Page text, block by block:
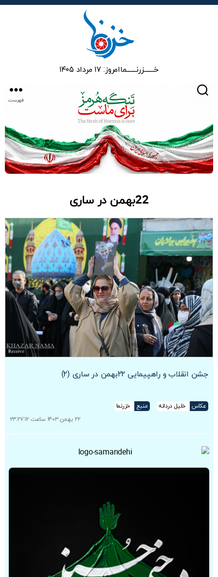
خـــــــزرنـــــــماامروز: ۱۷ مرداد ۱۴۰۵
فهرست
22بهمن در ساری
جشن انقلاب و راهپیمایی ۲۲بهمن در ساری (۲)
عکاس خلیل دردانه منبع
خزرنما
۲۲ بهمن ۱۴۰۳ ساعت ۲۳:۲۷:۱۲